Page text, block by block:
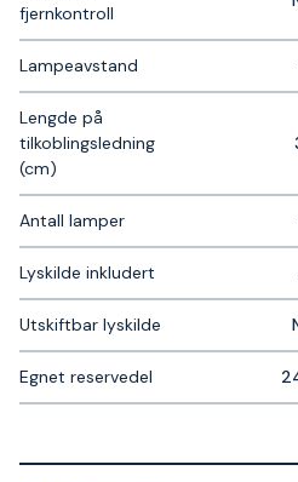
fjernkontroll
Lampeavstand
Lengde på
tilkoblingsledning
(cm)
Antall lamper
Lyskilde inkludert
Utskiftbar lyskilde
Egnet reservedel